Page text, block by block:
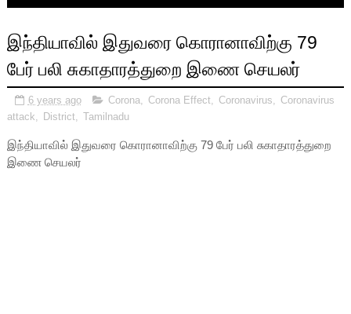
இந்தியாவில் இதுவரை கொரானாவிற்கு 79
பேர் பலி சுகாதாரத்துறை இணை செயலர்
6 years ago Corona Corona Effect Coronavirus
Coronavirus
attack
District Tamilnadu
இந்தியாவில் இதுவரை கொரானாவிற்கு 79 பேர் பலி சுகாதாரத்துறை
இணை செயலர்